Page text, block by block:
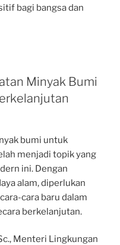
bagi bangsa dan
Minyak Bumi
bumi untuk
menjadi topik yang
ini. Dengan
alam, diperlukan
cara baru dalam
berkelanjutan.
Menteri Lingkungan